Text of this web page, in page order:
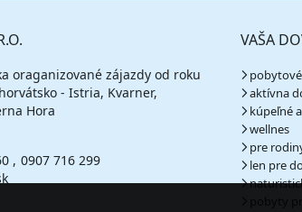
oraganizované zájazdy od roku
- Istria, Kvarner,
Hora
0907 716 299
VAŠA
pobytové
aktívna
kúpeľné
wellnes
pre
len pre